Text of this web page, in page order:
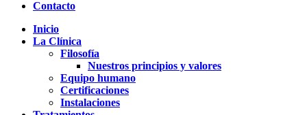
Contacto
Inicio
La Clínica
Filosofía
Nuestros principios y valores
Equipo humano
Certificaciones
Instalaciones